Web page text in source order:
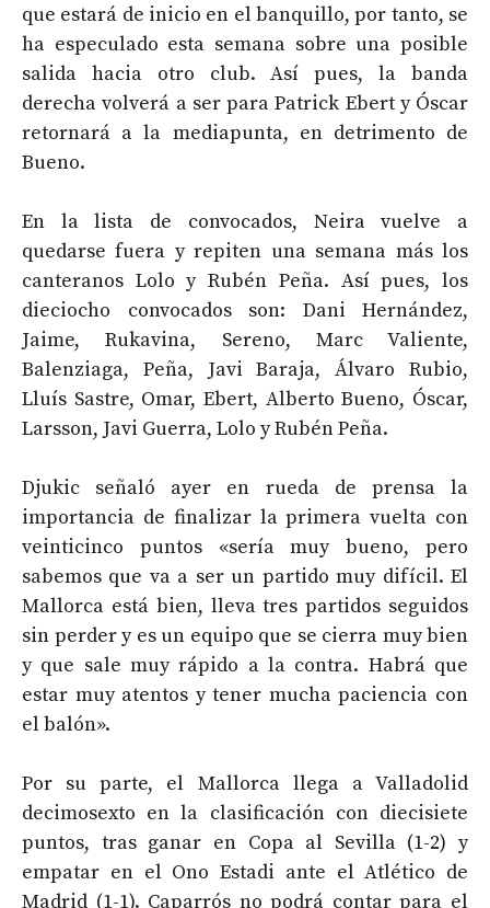
que estará de inicio en el banquillo, por tanto, se
ha especulado esta semana sobre una posible
salida hacia otro club. Así pues, la banda
derecha volverá a ser para Patrick Ebert y Óscar
retornará a la mediapunta, en detrimento de
Bueno.
En la lista de convocados, Neira vuelve a
quedarse fuera y repiten una semana más los
canteranos Lolo y Rubén Peña. Así pues, los
dieciocho convocados son: Dani Hernández,
Jaime, Rukavina, Sereno, Marc Valiente,
Balenziaga, Peña, Javi Baraja, Álvaro Rubio,
Lluís Sastre, Omar, Ebert, Alberto Bueno, Óscar,
Larsson, Javi Guerra, Lolo y Rubén Peña.
Djukic señaló ayer en rueda de prensa la
importancia de finalizar la primera vuelta con
veinticinco puntos «sería muy bueno, pero
sabemos que va a ser un partido muy difícil. El
Mallorca está bien, lleva tres partidos seguidos
sin perder y es un equipo que se cierra muy bien
y que sale muy rápido a la contra. Habrá que
estar muy atentos y tener mucha paciencia con
el balón».
Por su parte, el Mallorca llega a Valladolid
decimosexto en la clasificación con diecisiete
puntos, tras ganar en Copa al Sevilla (1-2) y
empatar en el Ono Estadi ante el Atlético de
Madrid (1-1). Caparrós no podrá contar para el